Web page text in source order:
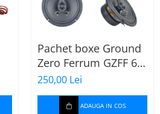
Pachet boxe Ground
Zero Ferrum GZFF 6.5
OPEL Astra J, Astra K
250,00 Lei
ADAUGA IN COS